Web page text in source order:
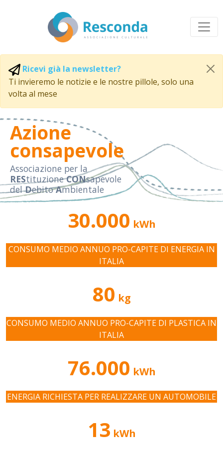
Ricevi già la newsletter?
Ti invieremo le notizie e le nostre pillole, solo una
volta al mese
Azione
consapevole
Associazione per la
REStituzioneCONsapevole
delDebitoAmbientale
30.000 kWh
CONSUMO MEDIO ANNUO PRO-CAPITE DI ENERGIA IN
ITALIA
80 kg
CONSUMO MEDIO ANNUO PRO-CAPITE DI PLASTICA IN
ITALIA
76.000 kWh
ENERGIA RICHIESTA PER REALIZZARE UN AUTOMOBILE
13 kWh